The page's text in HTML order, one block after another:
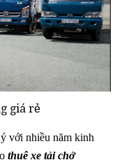
giá rẻ
với nhiều năm kinh
thuê xe tải chở